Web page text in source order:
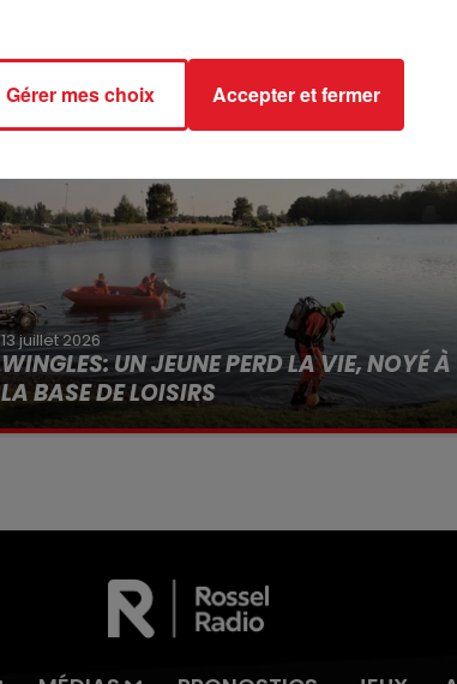
13 juillet 2026
WINGLES: UN JEUNE PERD LA VIE, NOYÉ À
LA BASE DE LOISIRS
La victime a coulé à pic
Gérer mes choix Accepter et fermer